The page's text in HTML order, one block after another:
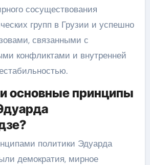
сосуществования
групп в Грузии и успешно
связанными с
конфликтами и внутренней
основные принципы
политики Эдуарда
демократия, мирное